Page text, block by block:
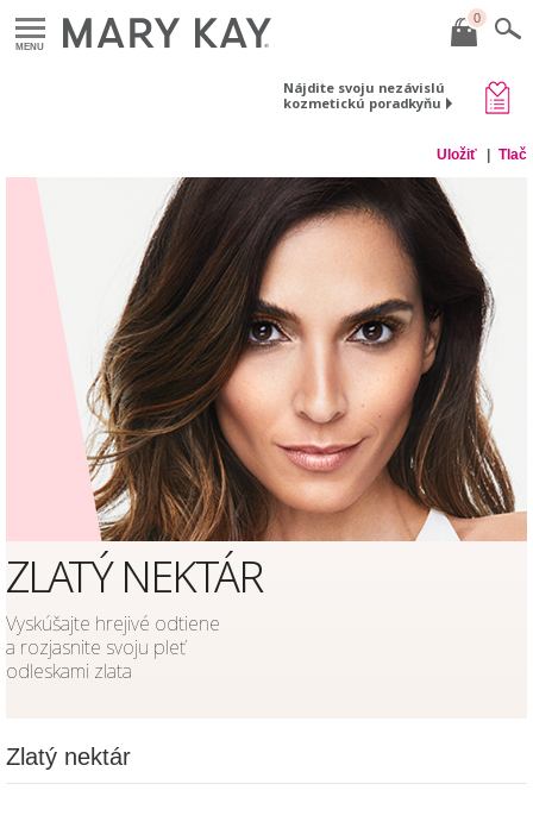
MENU
0
Nájdite svoju nezávislú
kozmetickú poradkyňu
Uložiť Tlač
ZLATÝ NEKTÁR
Vyskúšajte hrejivé odtiene
a rozjasnite svoju pleť
odleskami zlata
Zlatý nektár